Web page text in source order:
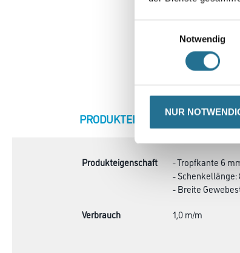
Notwendig
NUR
CURRENT
PRODUKTEIGENSCHAFTEN
Produkteigenschaft
- Tropfkante 6
- Schenkellänge:
- Breite
Verbrauch
1,0 m/m